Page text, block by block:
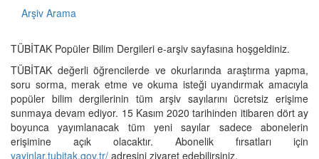
Arşiv Arama
TÜBİTAK Popüler Bilim Dergileri e-arşiv sayfasına hoşgeldiniz.
TÜBİTAK değerli öğrencilerde ve okurlarında araştırma yapma,
soru sorma, merak etme ve okuma isteği uyandırmak amacıyla
popüler bilim dergilerinin tüm arşiv sayılarını ücretsiz erişime
sunmaya devam ediyor. 15 Kasım 2020 tarihinden itibaren dört ay
boyunca yayımlanacak tüm yeni sayılar sadece abonelerin
erişimine açık olacaktır. Abonelik fırsatları için
yayinlar.tubitak.gov.tr/ adresini ziyaret edebilirsiniz.